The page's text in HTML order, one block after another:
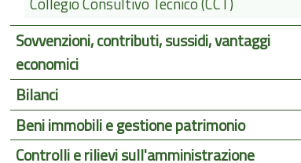
Sovvenzioni, contributi, sussidi, vantaggi
economici
Bilanci
Beni immobili e gestione patrimonio
Controlli e rilievi sull'amministrazione